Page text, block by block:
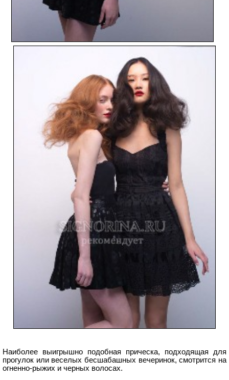
Наиболее выигрышно подобная прическа, подходящая для
прогулок или веселых бесшабашных вечеринок, смотрится на
огненно-рыжих и черных волосах.